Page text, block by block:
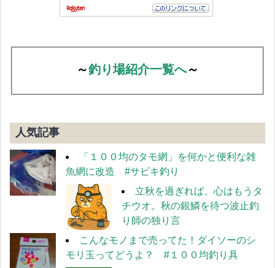
～釣り場紹介一覧へ～
人気記事
「１００均のタモ網」を何かと便利な雑
魚網に改造 #サビキ釣り
立秋を過ぎれば、心はもうタ
チウオ。秋の銀鱗を待つ波止釣
り師の独り言
こんなモノまで売ってた！ダイソーのシ
モリ玉ってどうよ？ #１００均釣り具